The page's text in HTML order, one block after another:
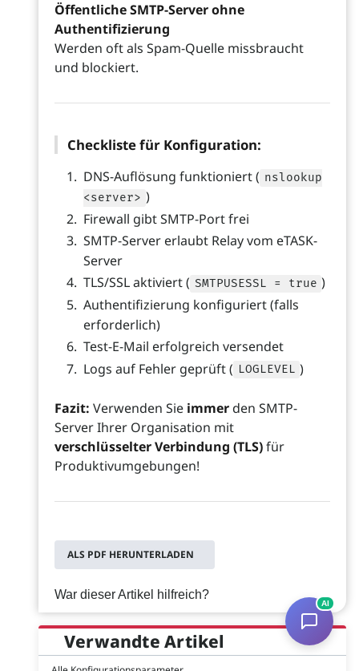
Öffentliche SMTP-Server ohne
Authentifizierung
Werden oft als Spam-Quelle missbraucht
und blockiert.
Checkliste für Konfiguration:
DNS-Auflösung funktioniert ( nslookup
<server> )
Firewall gibt SMTP-Port frei
SMTP-Server erlaubt Relay vom eTASK-
Server
TLS/SSL aktiviert ( SMTPUSESSL = true )
Authentifizierung konfiguriert (falls
erforderlich)
Test-E-Mail erfolgreich versendet
Logs auf Fehler geprüft ( LOGLEVEL )
Fazit: Verwenden Sie immerden SMTP-
Server Ihrer Organisation mit
verschlüsselter Verbindung (TLS)für
Produktivumgebungen!
ALS PDF HERUNTERLADEN
War dieser Artikel hilfreich?
Verwandte Artikel
AI